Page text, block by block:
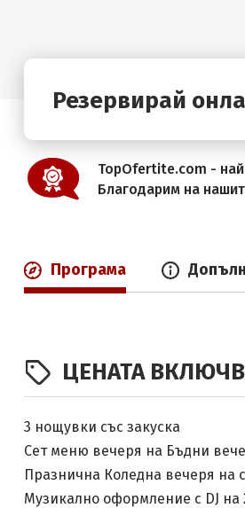
Резервирай
TopOfertite.com -
Благодарим на
Програма
ЦЕНАТА
3 нощувки със закуска
Сет меню вечеря на Бъдни
Празнична Коледна вечеря на
Музикално оформление с DJ на